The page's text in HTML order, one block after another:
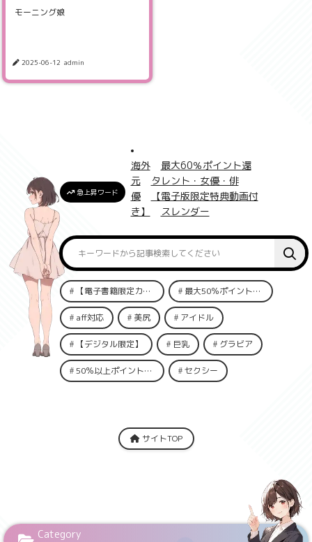
モーニング娘
2025-06-12 admin
急上昇ワード
海外
最大60％ポイント還
元
タレント・女優・俳
優
【電子版限定特典動画付
き】
スレンダー
【電子書籍限定カット付き！】 最大50％ポイント還元
aff対応 美尻 アイドル
【デジタル限定】 巨乳 グラビア
50％以上ポイント還元 セクシー
サイトTOP
Category